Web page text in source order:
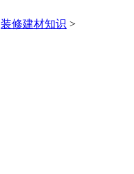
装修建材知识 >